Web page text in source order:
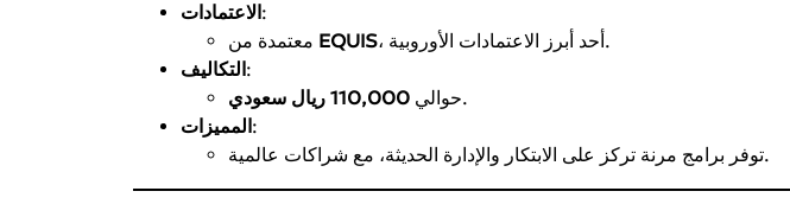
الاعتمادات:
EQUIS
، أحد أبرز الاعتمادات الأوروبية.
التكاليف:
حوالي 110,000 ريال سعودي
.
المميزات:
توفر برامج مرنة تركز على الابتكار والإدارة الحديثة، مع شراكات عالمية.